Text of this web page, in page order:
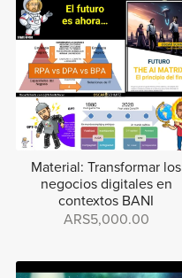
Material: Transformar los
negocios digitales en
contextos BANI
ARS5,000.00